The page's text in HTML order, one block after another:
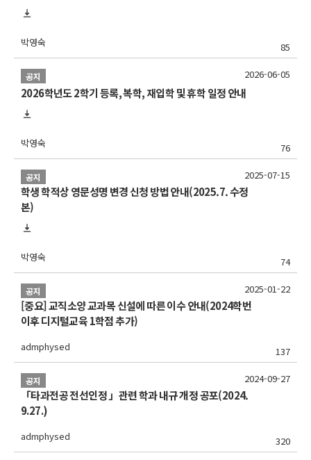
박영숙 85
공지
2026학년도 2학기 등록, 복학, 재입학 및 휴학 일정 안내
박영숙 76
2026-06-05
공지
학생 학적상 영문성명 변경 신청 방법 안내(2025.7. 수정
본)
박영숙 74
2025-07-15
공지
[중요] 교직소양 교과목 신설에 따른 이수 안내(2024학번
이후 디지털교육 1학점 추가)
admphysed 137
2025-01-22
공지
「타과전공 전선인정 」관련 학과 내규 개정 공포(2024.
9.27.)
admphysed 320
2024-09-27